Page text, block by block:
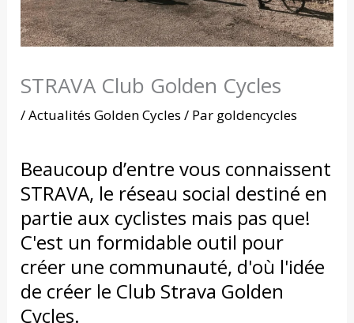
STRAVA Club Golden Cycles
/Actualités Golden Cycles / Par goldencycles
Beaucoup d’entre vous connaissent
STRAVA, le réseau social destiné en
partie aux cyclistes mais pas que!
C'est un formidable outil pour
créer une communauté, d'où l'idée
de créer le Club Strava Golden
Cycles.